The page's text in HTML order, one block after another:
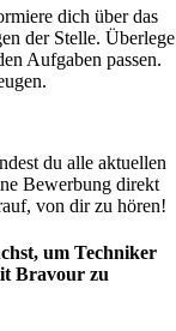
dich über das
der Stelle. Überlege
Aufgaben passen.
du alle aktuellen
Bewerbung direkt
von dir zu hören!
um Techniker
Bravour zu